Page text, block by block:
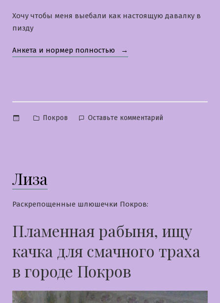
Хочу чтобы меня выебали как настоящую давалку в
пизду
Анкета и нормер полностью «Марьяна»
Опубликовано
Покров Оставьте комментарий
Лиза
Раскрепощенные шлюшечки Покров:
Пламенная рабыня, ищу
качка для смачного траха
в городе Покров